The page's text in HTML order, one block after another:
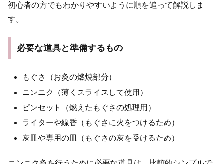
初心者の方でもわかりやすいように順を追って解説しま
す。
必要な道具と準備するもの
もぐさ（お灸の燃焼部分）
ニンニク（薄くスライスして使用）
ピンセット（燃えたもぐさの処理用）
ライターや線香（もぐさに火をつけるため）
灰皿や専用の皿（もぐさの灰を受けるため）